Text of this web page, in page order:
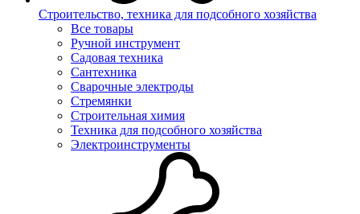
Строительство, техника для подсобного хозяйства
Все товары
Ручной инструмент
Садовая техника
Сантехника
Сварочные электроды
Стремянки
Строительная химия
Техника для подсобного хозяйства
Электроинструменты